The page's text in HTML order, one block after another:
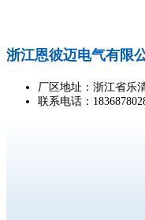
浙江恩彼迈电气有限
厂区地址：浙江省乐
联系电话：